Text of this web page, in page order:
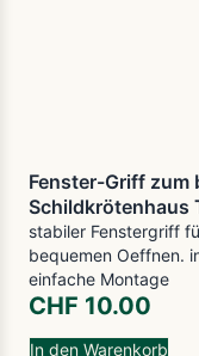
Fenster-Griff zum
Schildkrötenhaus
stabiler Fenstergriff
bequemen Oeffnen.
einfache Montage
CHF 10.00
In den Warenkorb